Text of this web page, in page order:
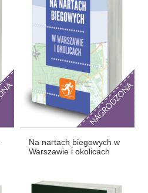
Na nartach biegowych w
Warszawie i okolicach